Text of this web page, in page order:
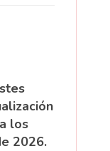
los
2026.